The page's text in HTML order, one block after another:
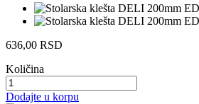
636,00 RSD
Količina
Dodajte u korpu